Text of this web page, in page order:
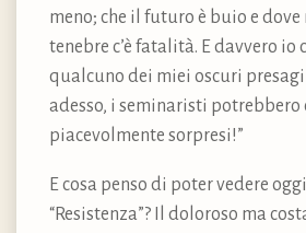
meno; che il futuro è buio e dove
tenebre c’è fatalità. E davvero io
qualcuno dei miei oscuri presagi
adesso, i seminaristi potrebbero
piacevolmente sorpresi!”
E cosa penso di poter vedere
“Resistenza”? Il doloroso ma